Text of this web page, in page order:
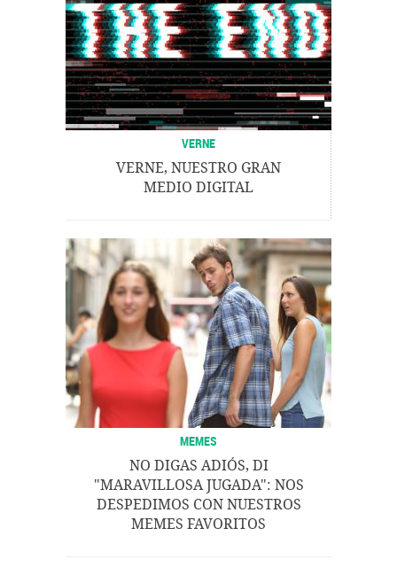
VERNE
VERNE, NUESTRO GRAN
MEDIO DIGITAL
MEMES
NO DIGAS ADIÓS, DI
"MARAVILLOSA JUGADA": NOS
DESPEDIMOS CON NUESTROS
MEMES FAVORITOS